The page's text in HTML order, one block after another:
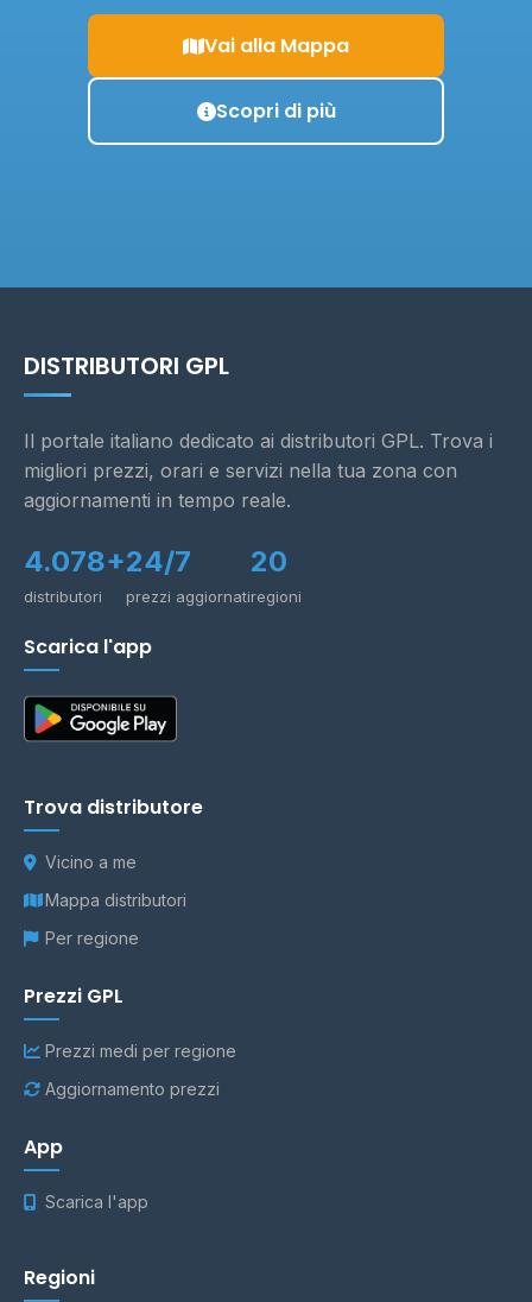
Vai alla Mappa
Scopri di più
DISTRIBUTORI GPL
Il portale italiano dedicato ai distributori GPL. Trova i
migliori prezzi, orari e servizi nella tua zona con
aggiornamenti in tempo reale.
4.078+
distributori
24/7
prezzi aggiornati
20
regioni
Scarica l'app
Trova distributore
Vicino a me
Mappa distributori
Per regione
Prezzi GPL
Prezzi medi per regione
Aggiornamento prezzi
App
Scarica l'app
Regioni